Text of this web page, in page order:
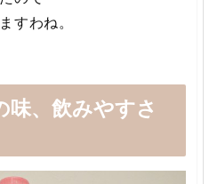
すわね。
味、飲みやすさ